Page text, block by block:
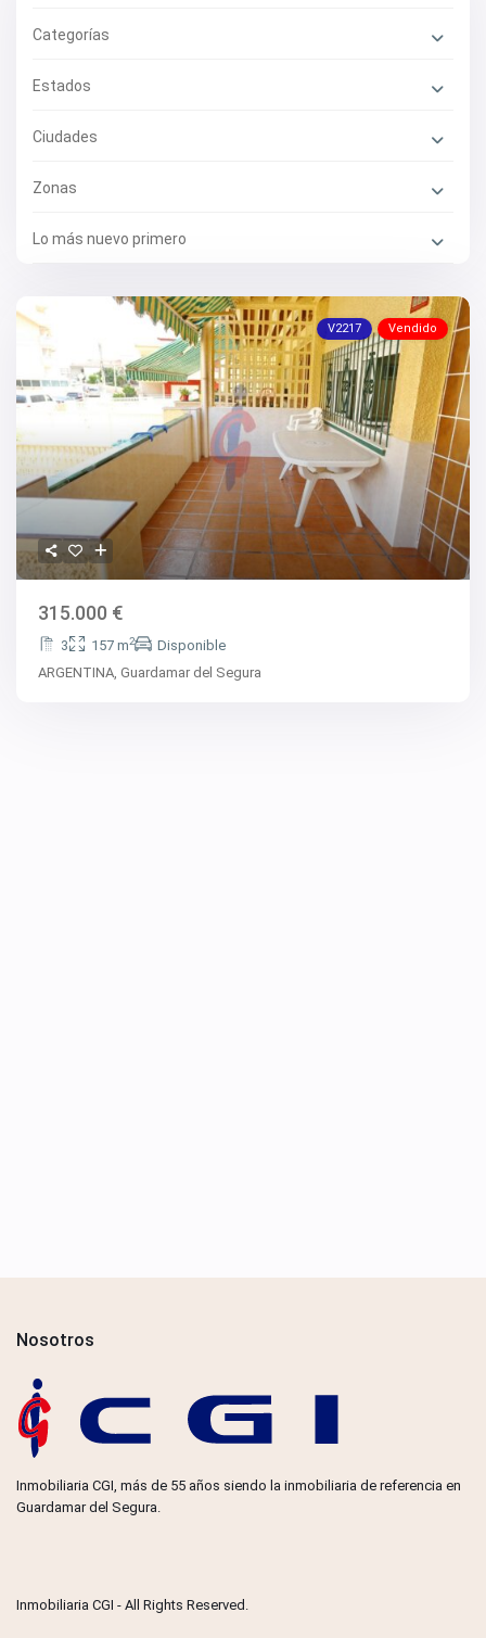
Categorías
Estados
Ciudades
Zonas
Lo más nuevo primero
V2217 Vendido
315.000 €
3 157 m2
Disponible
ARGENTINA,Guardamar del Segura
Nosotros
Inmobiliaria CGI, más de 55 años siendo la inmobiliaria de referencia en
Guardamar del Segura.
Inmobiliaria CGI - All Rights Reserved.